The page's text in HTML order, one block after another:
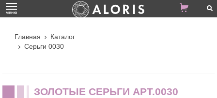
Главная
Каталог
Серьги 0030
ЗОЛОТЫЕ СЕРЬГИ АРТ.0030